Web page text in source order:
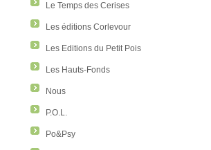
Le Temps des Cerises
Les éditions Corlevour
Les Editions du Petit Pois
Les Hauts-Fonds
Nous
P.O.L.
Po&Psy